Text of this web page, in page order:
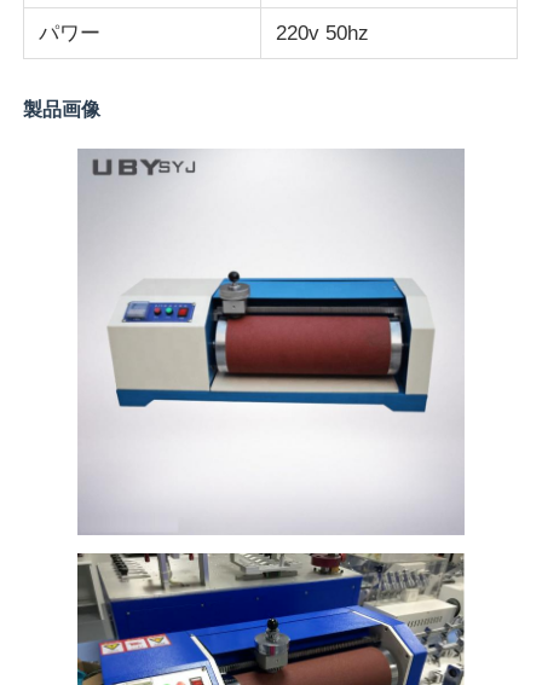
パワー 220v 50hz
製品画像